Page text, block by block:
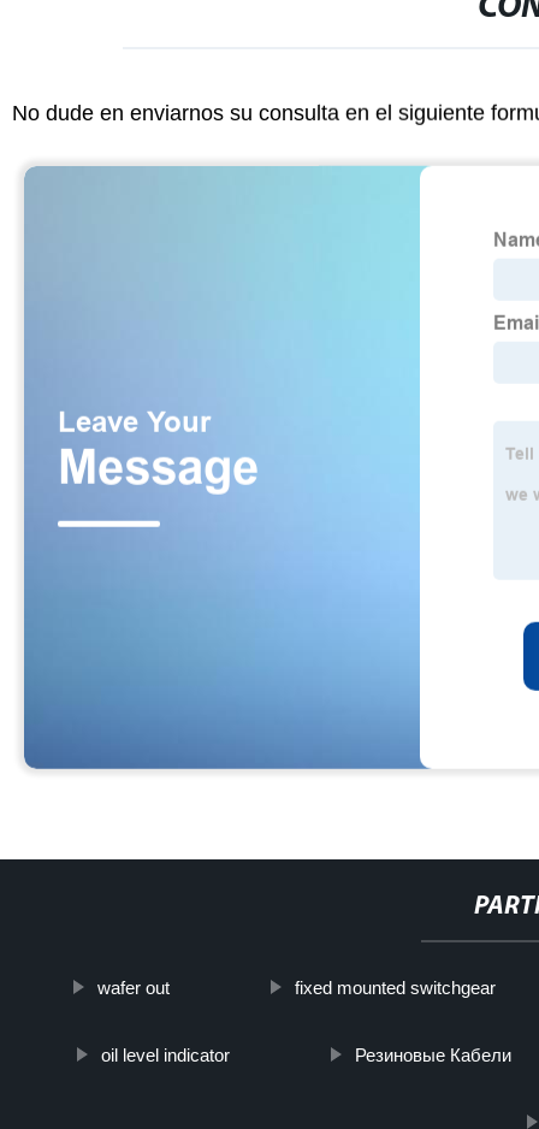
No dude en enviarnos su consulta en el siguiente
wafer out fixed mounted switchgear
oil level indicator Резиновые Кабели